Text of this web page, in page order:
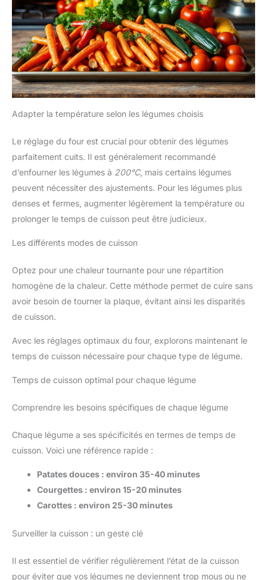
Adapter la température selon les légumes choisis
Le réglage du four est crucial pour obtenir des légumes
parfaitement cuits. Il est généralement recommandé
d’enfourner les légumes à 200°C, mais certains légumes
peuvent nécessiter des ajustements. Pour les légumes plus
denses et fermes, augmenter légèrement la température ou
prolonger le temps de cuisson peut être judicieux.
Les différents modes de cuisson
Optez pour une chaleur tournante pour une répartition
homogène de la chaleur. Cette méthode permet de cuire sans
avoir besoin de tourner la plaque, évitant ainsi les disparités
de cuisson.
Avec les réglages optimaux du four, explorons maintenant le
temps de cuisson nécessaire pour chaque type de légume.
Temps de cuisson optimal pour chaque légume
Comprendre les besoins spécifiques de chaque légume
Chaque légume a ses spécificités en termes de temps de
cuisson. Voici une référence rapide :
Patates douces : environ 35-40 minutes
Courgettes : environ 15-20 minutes
Carottes : environ 25-30 minutes
Surveiller la cuisson : un geste clé
Il est essentiel de vérifier régulièrement l’état de la cuisson
pour éviter que vos légumes ne deviennent trop mous ou ne